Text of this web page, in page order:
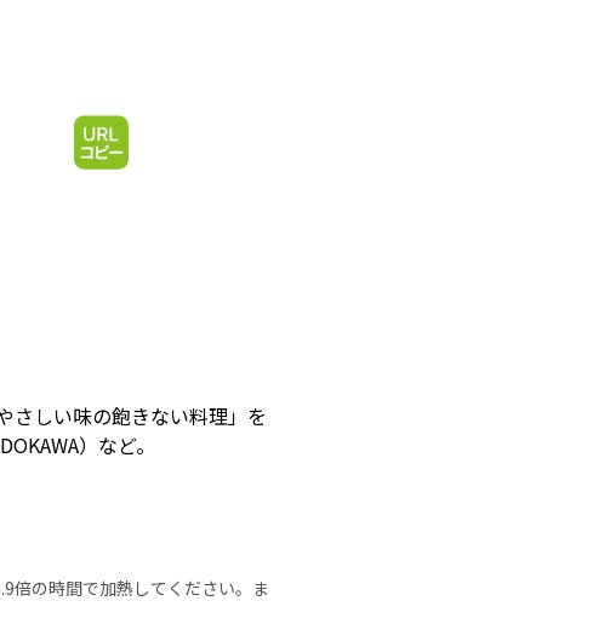
さしい味の飽きない料理」を
）など。
倍の時間で加熱してください。ま